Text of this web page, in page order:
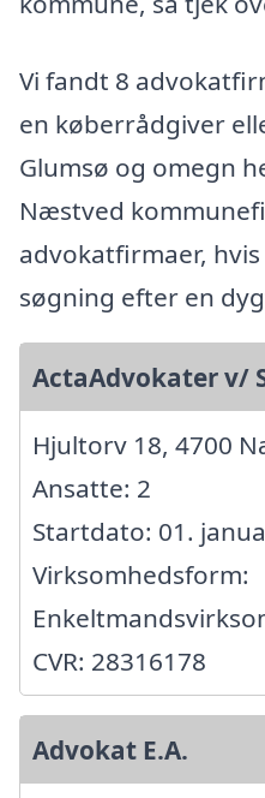
Vi fandt 8
en køberrådgiver
Glumsø og omegn
Næstved
advokatfirmaer,
søgning efter en
ActaAdvokater v/
Hjultorv 18, 4700
Ansatte: 2
Startdato: 01.
Virksomhedsform:
CVR: 28316178
Advokat E.A.